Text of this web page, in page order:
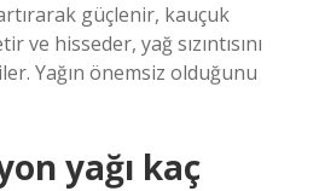
güçlenir, kauçuk
ve hisseder, yağ sızıntısını
Yağın önemsiz olduğunu
yağı kaç